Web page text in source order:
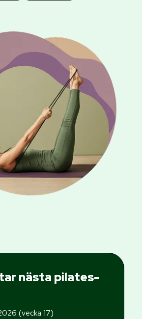
nästa pilates-
(vecka 17)